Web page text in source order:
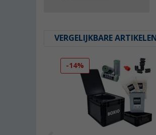
VERGELIJKBARE ARTIKELEN
-14%